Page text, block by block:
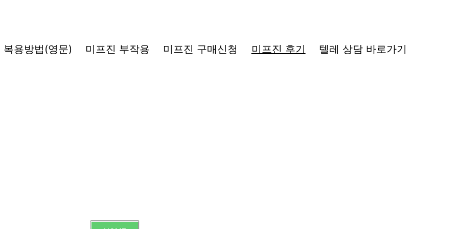
복용방법(영문) 미프진 부작용 미프진 구매신청 미프진 후기 텔레 상담 바로가기